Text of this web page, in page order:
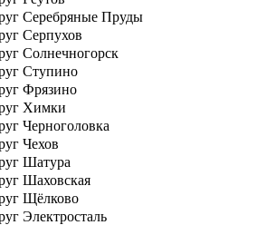
Серебряные Пруды
Серпухов
Солнечногорск
Ступино
Фрязино
Химки
Черноголовка
Чехов
Шатура
Шаховская
Щёлково
Электросталь